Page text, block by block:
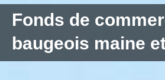
Fonds de
baugeois maine